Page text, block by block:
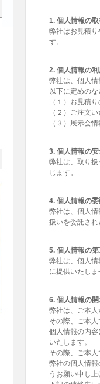
1. 個人情報の
弊社はお見積
す。
2. 個人情報の
弊社は、個人情
以下に定めの
（１）お見積
（２）ご注文
（３）展示会
3. 個人情報の
弊社は、取り
じます。
4. 個人情報の
弊社は、個人
扱いを委託され
5. 個人情報の
弊社は、個人
に提供いたしま
6. 個人情報の
弊社は、ご本人
その際、ご本
個人情報の内
いたします。
その際、ご本
弊社の個人情
うお願い申し上